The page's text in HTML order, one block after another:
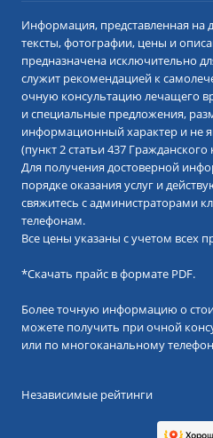
Информация, представленная на
тексты, фотографии, цены и
предназначена исключительно
служит рекомендацией к
очную консультацию лечащего
и специальные предложения,
информационный характер и не
(пункт 2 статьи 437 Гражданского
Для получения достоверной
порядке оказания услуг и
свяжитесь с администраторами
телефонам.
Все цены указаны с учетом всех
*Скачать прайс в формате PDF.
Более точную информацию о
можете получить при очной
или по многоканальному
Независимые рейтинги